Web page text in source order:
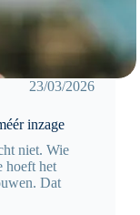
23/03/2026
inzage
niet. Wie
hoeft het
Dat